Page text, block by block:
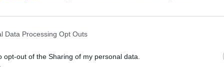
Data Processing Opt Outs
opt-out of the Sharing of my personal data.